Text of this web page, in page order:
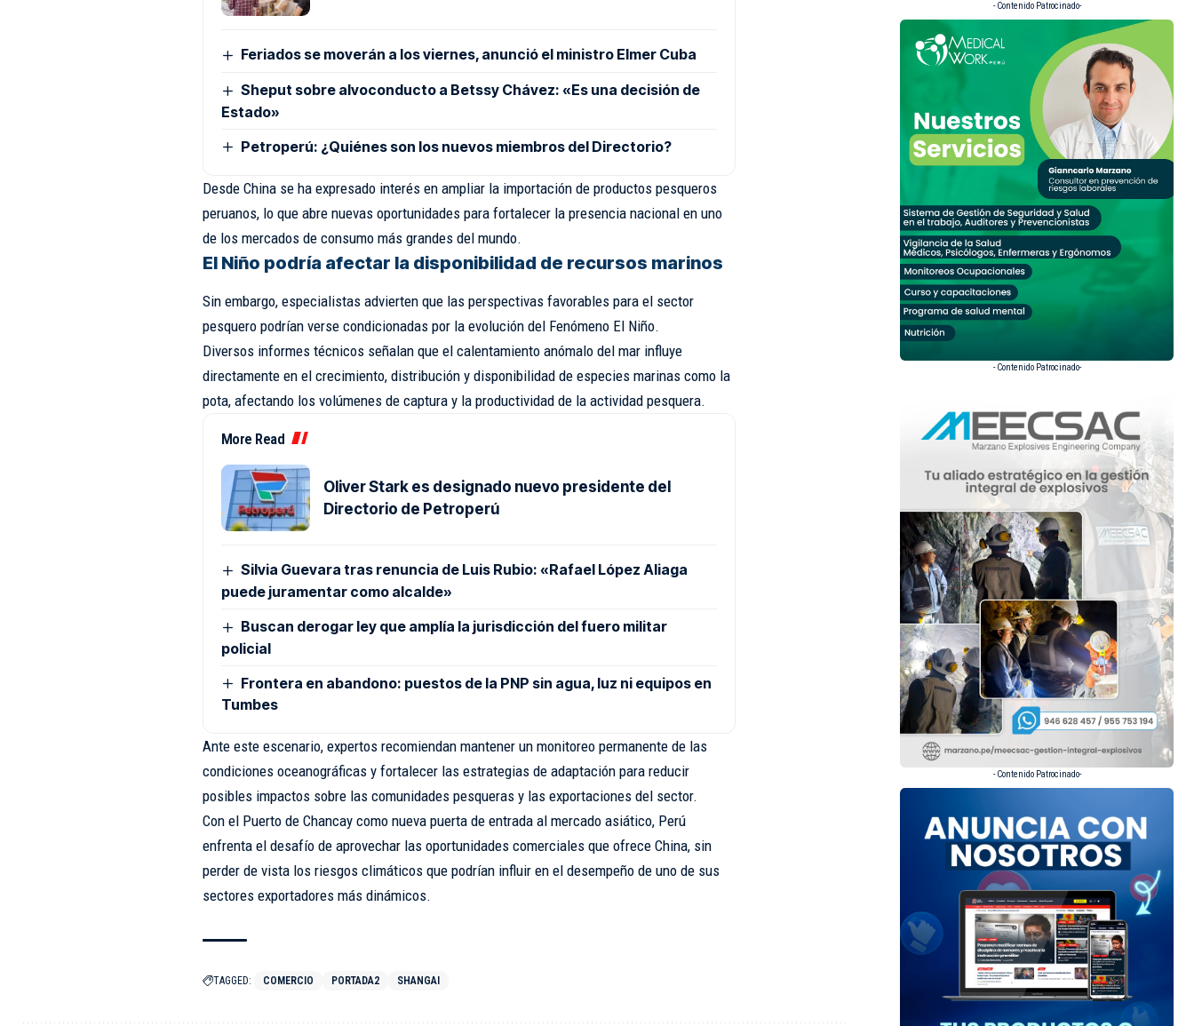
Feriados se moverán a los viernes, anunció el ministro Elmer Cuba
Sheput sobre alvoconducto a Betssy Chávez: «Es una decisión de
Estado»
Petroperú: ¿Quiénes son los nuevos miembros del Directorio?
Desde China se ha expresado interés en ampliar la importación de productos pesqueros
peruanos, lo que abre nuevas oportunidades para fortalecer la presencia nacional en uno
de los mercados de consumo más grandes del mundo.
El Niño podría afectar la disponibilidad de recursos marinos
Sin embargo, especialistas advierten que las perspectivas favorables para el sector
pesquero podrían verse condicionadas por la evolución del Fenómeno El Niño.
Diversos informes técnicos señalan que el calentamiento anómalo del mar influye
directamente en el crecimiento, distribución y disponibilidad de especies marinas como la
pota, afectando los volúmenes de captura y la productividad de la actividad pesquera.
More Read
Oliver Stark es designado nuevo presidente del
Directorio de Petroperú
Silvia Guevara tras renuncia de Luis Rubio: «Rafael López Aliaga
puede juramentar como alcalde»
Buscan derogar ley que amplía la jurisdicción del fuero militar
policial
Frontera en abandono: puestos de la PNP sin agua, luz ni equipos en
Tumbes
Ante este escenario, expertos recomiendan mantener un monitoreo permanente de las
condiciones oceanográficas y fortalecer las estrategias de adaptación para reducir
posibles impactos sobre las comunidades pesqueras y las exportaciones del sector.
Con el Puerto de Chancay como nueva puerta de entrada al mercado asiático, Perú
enfrenta el desafío de aprovechar las oportunidades comerciales que ofrece China, sin
perder de vista los riesgos climáticos que podrían influir en el desempeño de uno de sus
sectores exportadores más dinámicos.
TAGGED: COMERCIO PORTADA2 SHANGAI
- Contenido Patrocinado-
- Contenido Patrocinado-
- Contenido Patrocinado-